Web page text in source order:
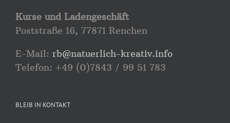
Kurse und Ladengeschäft
Poststraße 16, 77871 Renchen
E-Mail: rb@natuerlich-kreativ.info
Telefon: +49 (0)7843 / 99 51 783
BLEIB IN KONTAKT